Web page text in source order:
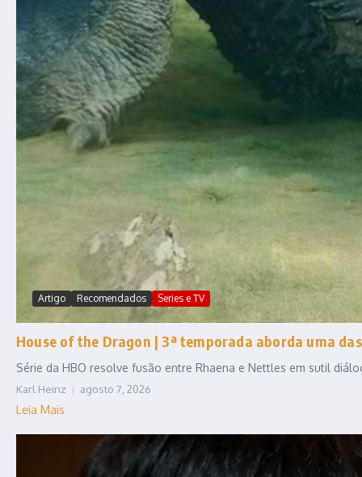
Artigo Recomendados Series e TV
House of the Dragon | 3ª temporada aborda uma
Série da HBO resolve fusão entre Rhaena e Nettles em sutil
Karl Heinz agosto 7, 2026
Leia Mais